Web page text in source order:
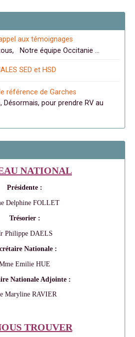
aux témoignages
Notre équipe Occitanie …
SED et HSD
référence de Garches
Désormais, pour prendre RV au
NATIONAL
Présidente :
Delphine FOLLET
Trésorier :
Philippe DAELS
Nationale :
Emilie HUE
Nationale Adjointe :
Maryline RAVIER
TROUVER